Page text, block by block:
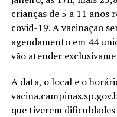
crianças de 5 a 11 anos
covid-19. A vacinação
agendamento em 44
vão atender
A data, o local e o
que tiverem